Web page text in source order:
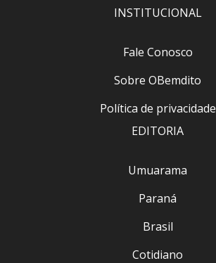
INSTITUCIONAL
Fale Conosco
Sobre OBemdito
Política de privacidade
EDITORIA
Umuarama
Paraná
Brasil
Cotidiano